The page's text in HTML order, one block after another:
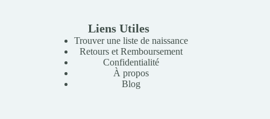
Liens Utiles
Trouver une liste de naissance
Retours et Remboursement
Confidentialité
À propos
Blog